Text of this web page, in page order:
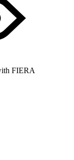
FIERA